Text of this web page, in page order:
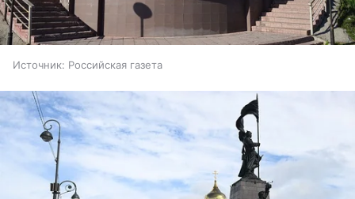
Источник: Российская газета